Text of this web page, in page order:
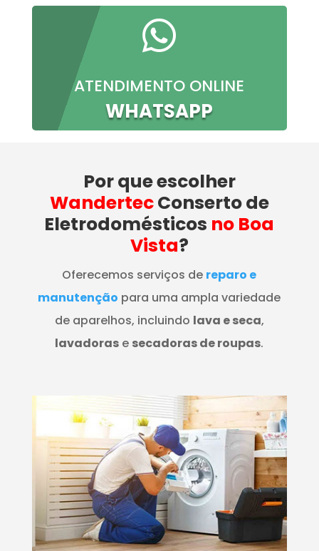

ATENDIMENTO ONLINE
WHATSAPP
Por que escolher
WandertecConserto de
Eletrodomésticos no Boa
Vista?
Oferecemos serviços de reparo e
manutenção para uma ampla variedade
de aparelhos, incluindo lava e seca,
lavadoras e secadoras de roupas.